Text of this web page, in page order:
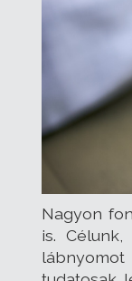
Nagyon
is.